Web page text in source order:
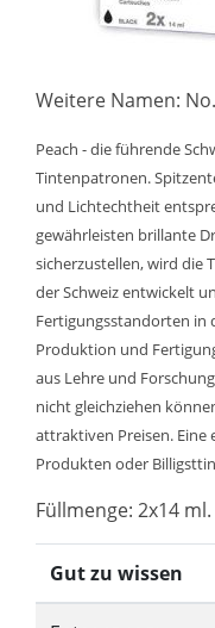
Weitere Namen:
Peach - die führende
Tintenpatronen.
und Lichtechtheit
gewährleisten brillante
sicherzustellen, wird die
der Schweiz entwickelt
Fertigungsstandorten in
Produktion und
aus Lehre und
nicht gleichziehen
attraktiven Preisen. Eine
Produkten oder
Füllmenge: 2x14
Gut zu wissen